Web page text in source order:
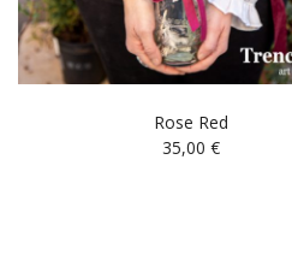
Rose Red
35,00 €